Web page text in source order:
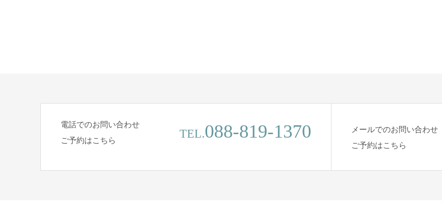
電話でのお問い合わせ
ご予約はこちら
TEL.088-819-1370
メールでのお問い合わせ
ご予約はこちら